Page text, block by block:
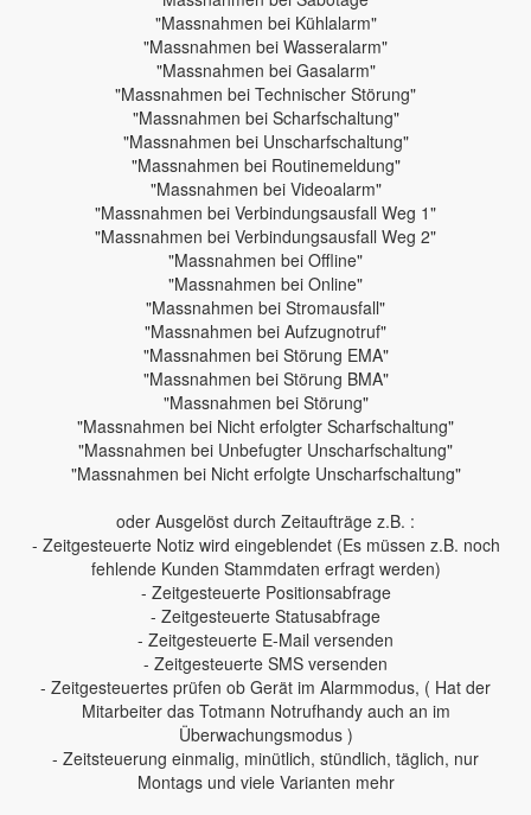
"Massnahmen bei Kühlalarm"
"Massnahmen bei Wasseralarm"
"Massnahmen bei Gasalarm"
"Massnahmen bei Technischer Störung"
"Massnahmen bei Scharfschaltung"
"Massnahmen bei Unscharfschaltung"
"Massnahmen bei Routinemeldung"
"Massnahmen bei Videoalarm"
"Massnahmen bei Verbindungsausfall Weg 1"
"Massnahmen bei Verbindungsausfall Weg 2"
"Massnahmen bei Offline"
"Massnahmen bei Online"
"Massnahmen bei Stromausfall"
"Massnahmen bei Aufzugnotruf"
"Massnahmen bei Störung EMA"
"Massnahmen bei Störung BMA"
"Massnahmen bei Störung"
"Massnahmen bei Nicht erfolgter Scharfschaltung"
"Massnahmen bei Unbefugter Unscharfschaltung"
"Massnahmen bei Nicht erfolgte Unscharfschaltung"
oder Ausgelöst durch Zeitaufträge z.B. :
- Zeitgesteuerte Notiz wird eingeblendet (Es müssen z.B. noch
fehlende Kunden Stammdaten erfragt werden)
- Zeitgesteuerte Positionsabfrage
- Zeitgesteuerte Statusabfrage
- Zeitgesteuerte E-Mail versenden
- Zeitgesteuerte SMS versenden
- Zeitgesteuertes prüfen ob Gerät im Alarmmodus, ( Hat der
Mitarbeiter das Totmann Notrufhandy auch an im
Überwachungsmodus )
- Zeitsteuerung einmalig, minütlich, stündlich, täglich, nur
Montags und viele Varianten mehr